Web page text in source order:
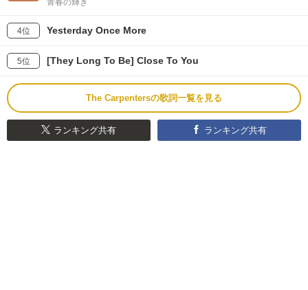
青春の輝き
4位 Yesterday Once More
5位 [They Long To Be] Close To You
The Carpentersの歌詞一覧を見る
ランキング共有 ランキング共有